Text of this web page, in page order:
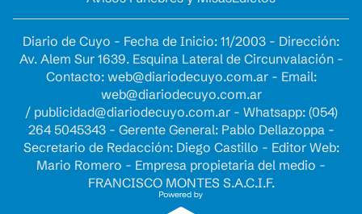
Diario de Cuyo - Fecha de Inicio: 11/2003 - Dirección:
Av. Alem Sur 1639. Esquina Lateral de Circunvalación -
Contacto: web@diariodecuyo.com.ar- Email:
web@diariodecuyo.com.ar
/ publicidad@diariodecuyo.com.ar- Whatsapp: (054)
264 5045343 - Gerente General: Pablo Dellazoppa -
Secretario de Redacción: Diego Castillo - Editor Web:
Mario Romero - Empresa propietaria del medio -
FRANCISCO MONTES S.A.C.I.F.